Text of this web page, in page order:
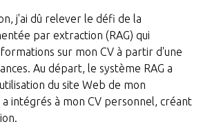
j'ai dû relever le défi de la
par extraction (RAG) qui
sur mon CV à partir d'une
Au départ, le système RAG a
du site Web de mon
intégrés à mon CV personnel, créant